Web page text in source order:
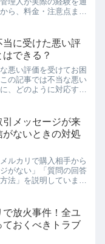
ら、料金・注意点ま
ル便をメルカリ出品の
て考えられるようにな
当に受けた悪い評
できる？
悪い評価を受けてお困
の記事では不当な悪い
、どのように対応すべ
することなく、自分の
になることでしょう。
引メッセージが来
がないときの対処
ルカリで購入相手から
がない」「質問の回答
法」を説明していま
読めば、ストレスを感
する方法が分かりま
で放火事件！全ユ
ておくべきトラブ